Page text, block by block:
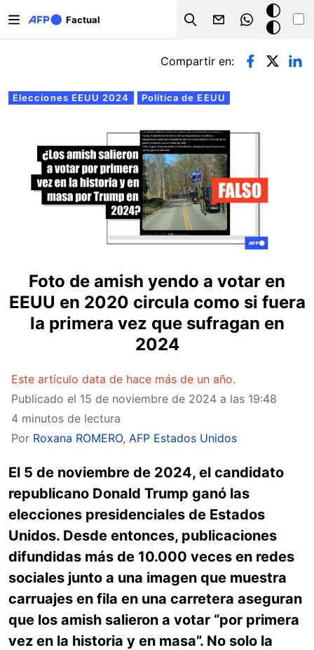
Factual
Search
Modo
oscuro
Solapas principales
Elecciones EEUU 2024 Política de EEUU
Compartir en:
Foto de amish yendo a votar en
EEUU en 2020 circula como si fuera
la primera vez que sufragan en
2024
Este artículo data de hace más de un año.
Publicado el 15 de noviembre de 2024 a las 19:48
4 minutos de lectura
Por Roxana ROMERO, AFP Estados Unidos
El 5 de noviembre de 2024, el candidato
republicano Donald Trump ganó las
elecciones presidenciales de Estados
Unidos. Desde entonces, publicaciones
difundidas más de 10.000 veces en redes
sociales junto a una imagen que muestra
carruajes en fila en una carretera aseguran
que los amish salieron a votar “por primera
vez en la historia y en masa”. No solo la